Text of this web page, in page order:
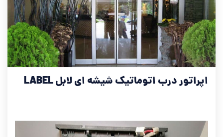
اپراتور درب اتوماتیک شیشه ای لابل LABEL